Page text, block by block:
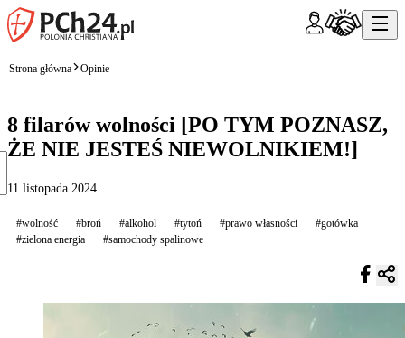
Strona główna Opinie
8 filarów wolności [PO TYM POZNASZ,
ŻE NIE JESTEŚ NIEWOLNIKIEM!]
11 listopada 2024
#wolność #broń #alkohol #tytoń #prawo własności
#gotówka
#zielona energia
#samochody spalinowe